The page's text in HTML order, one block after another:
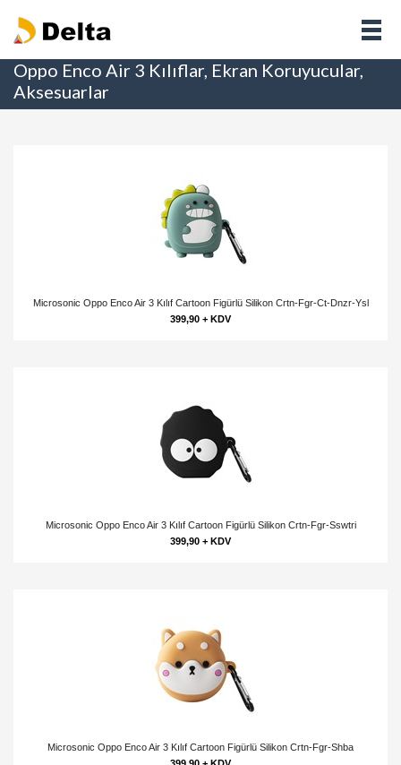
Oppo Enco Air 3 Kılıflar, Ekran Koruyucular,
Aksesuarlar
Microsonic Oppo Enco Air 3 Kılıf Cartoon Figürlü Silikon Crtn-Fgr-Ct-Dnzr-Ysl
399,90 + KDV
Microsonic Oppo Enco Air 3 Kılıf Cartoon Figürlü Silikon Crtn-Fgr-Sswtri
399,90 + KDV
Microsonic Oppo Enco Air 3 Kılıf Cartoon Figürlü Silikon Crtn-Fgr-Shba